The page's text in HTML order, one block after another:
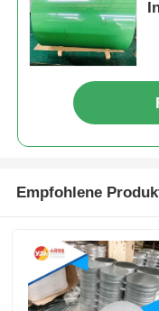
Empfohlene